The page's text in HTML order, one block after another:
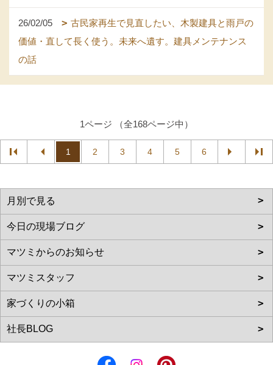
26/02/05
古民家再生で見直したい、木製建具と雨戸の
価値・直して長く使う。未来へ遺す。建具メンテナンス
の話
1ページ （全168ページ中）
1 2 3 4 5 6